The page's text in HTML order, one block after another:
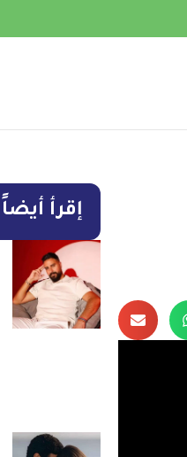
إقرأ أيضاً